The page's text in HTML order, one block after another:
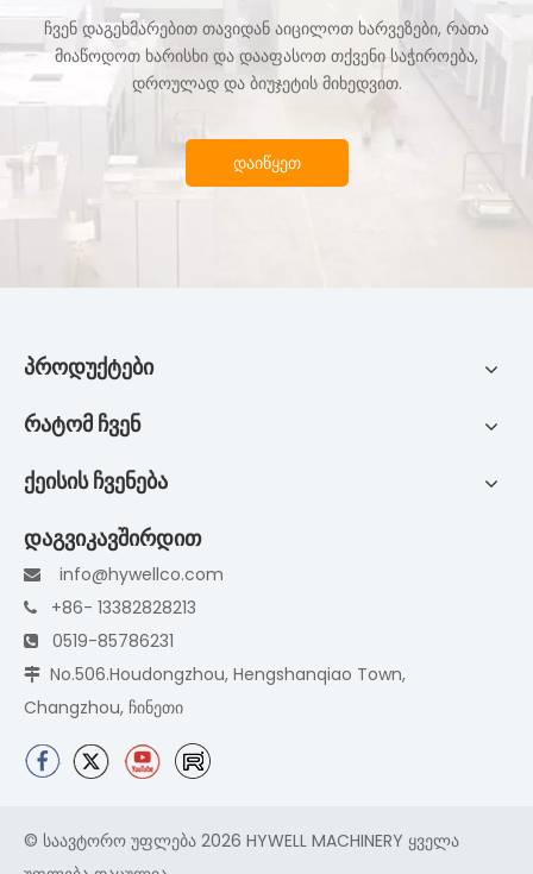
ჩვენ დაგეხმარებით თავიდან აიცილოთ ხარვეზები, რათა
მიაწოდოთ ხარისხი და დააფასოთ თქვენი საჭიროება,
დროულად და ბიუჯეტის მიხედვით.
დაიწყეთ
პროდუქტები
რატომ ჩვენ
ქეისის ჩვენება
დაგვიკავშირდით
 info@hywellco.com
 +86- 13382828213
 0519-85786231
 No.506.Houdongzhou, Hengshanqiao Town,
Changzhou, ჩინეთი
© საავტორო უფლება 2026 HYWELL MACHINERY ყველა